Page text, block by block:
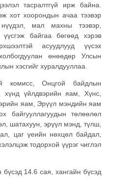
тасралтгүй ирж байна.
хот хоорондын ачаа тээвэр
мал махны тээвэр,
үүсгэж байгаа бөгөөд хэрэв
асуудлууд үүсэх
өнөөдөр Улсын
хэсгийг хуралдууллаа.
комисс, Онцгой байдлын
хүнд үйлдвэрийн яам, Хүнс,
яам, Эрүүл мэндийн яам
байгууллагуудын төлөөлөл
шатахуун, эрүүл мэнд, түлш,
цаг үеийн нөхцөл байдал,
тодорхой үүрэг чиглэл
14.6 сая, хангайн бүсэд